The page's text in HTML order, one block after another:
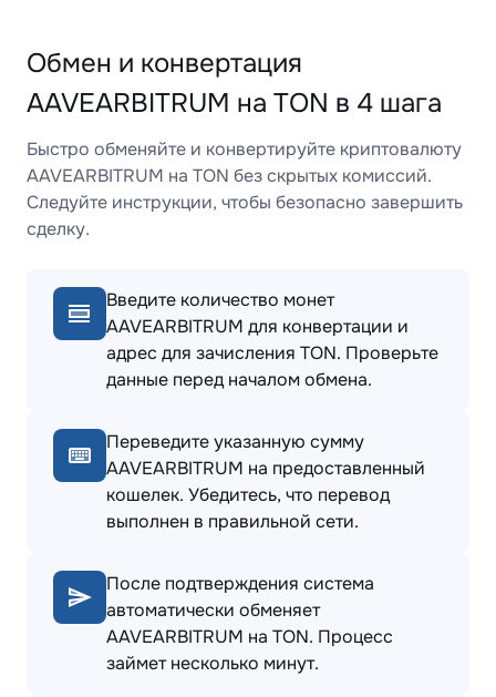
Обмен и конвертация
AAVEARBITRUM на TON в 4 шага
Быстро обменяйте и конвертируйте криптовалюту
AAVEARBITRUM на TON без скрытых комиссий.
Следуйте инструкции, чтобы безопасно завершить
сделку.
Введите количество монет
AAVEARBITRUM для конвертации и
адрес для зачисления TON. Проверьте
данные перед началом обмена.
Переведите указанную сумму
AAVEARBITRUM на предоставленный
кошелек. Убедитесь, что перевод
выполнен в правильной сети.
После подтверждения система
автоматически обменяет
AAVEARBITRUM на TON. Процесс
займет несколько минут.